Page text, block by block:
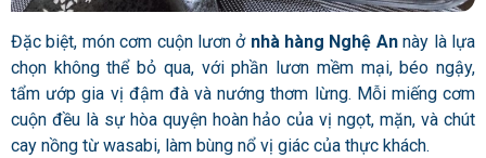
Đặc biệt, món cơm cuộn lươn ở nhà hàng Nghệ Annày là lựa
chọn không thể bỏ qua, với phần lươn mềm mại, béo ngậy,
tẩm ướp gia vị đậm đà và nướng thơm lừng. Mỗi miếng cơm
cuộn đều là sự hòa quyện hoàn hảo của vị ngọt, mặn, và chút
cay nồng từ wasabi, làm bùng nổ vị giác của thực khách.